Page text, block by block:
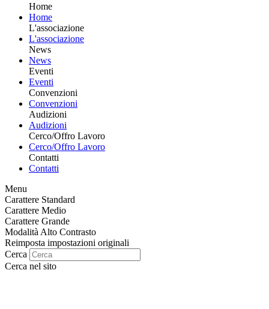
Home
Home
L'associazione
L'associazione
News
News
Eventi
Eventi
Convenzioni
Convenzioni
Audizioni
Audizioni
Cerco/Offro Lavoro
Cerco/Offro Lavoro
Contatti
Contatti
Menu
Carattere Standard
Carattere Medio
Carattere Grande
Modalità Alto Contrasto
Reimposta impostazioni originali
Cerca
Cerca nel sito